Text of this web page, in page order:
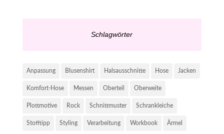
Schlagwörter
Anpassung Blusenshirt Halsausschnitte Hose Jacken
Komfort-Hose Messen Oberteil Oberweite
Plottmotive Rock Schnittmuster Schrankleiche
Stofftipp Styling Verarbeitung Workbook Ärmel